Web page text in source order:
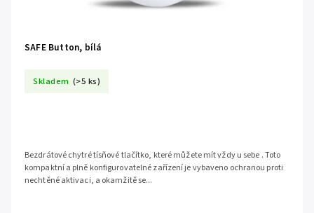
SAFE Button, bílá
Skladem (>5 ks)
Bezdrátové chytré tísňové tlačítko, které můžete mít vždy u sebe . Toto
kompaktní a plně konfigurovatelné zařízení je vybaveno ochranou proti
nechtěné aktivaci, a okamžitě se...